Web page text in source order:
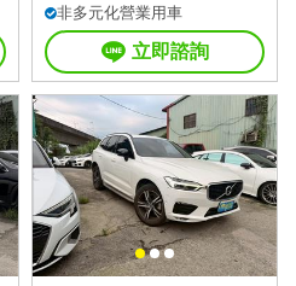
非多元化營業用車
立即諮詢